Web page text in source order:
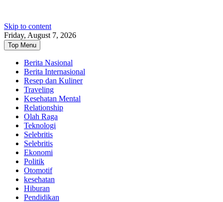
Skip to content
Friday, August 7, 2026
Top Menu
Berita Nasional
Berita Internasional
Resep dan Kuliner
Traveling
Kesehatan Mental
Relationship
Olah Raga
Teknologi
Selebritis
Selebritis
Ekonomi
Politik
Otomotif
kesehatan
Hiburan
Pendidikan